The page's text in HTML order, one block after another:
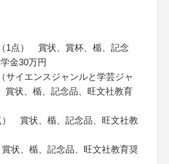
1点） 賞状、賞杯、楯、記念
金30万円
サイエンスジャンルと学芸ジャ
状、楯、記念品、旺文社教育
） 賞状、楯、記念品、旺文社教
状、楯、記念品、旺文社教育奨